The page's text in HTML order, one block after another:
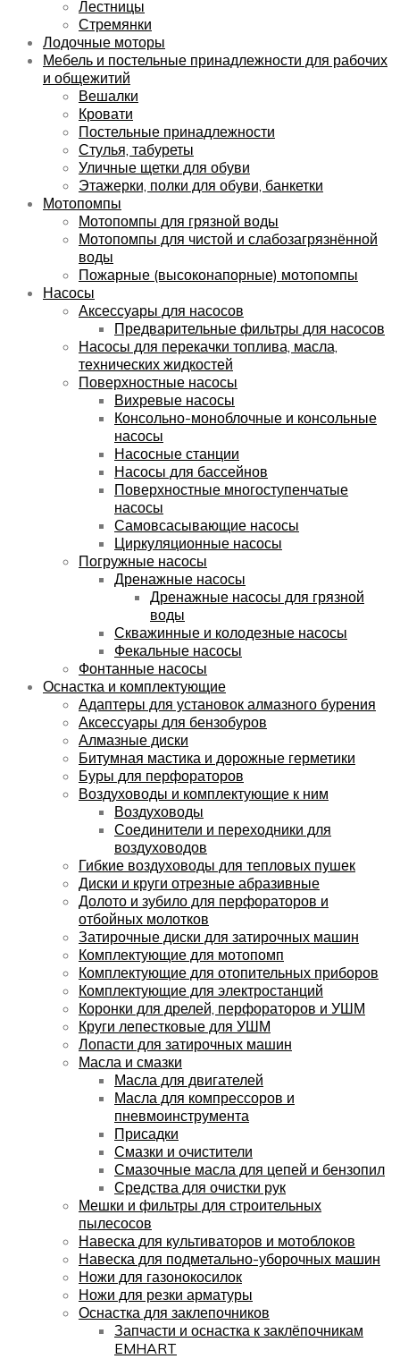
Лестницы
Стремянки
Лодочные моторы
Мебель и постельные принадлежности для рабочих
и общежитий
Вешалки
Кровати
Постельные принадлежности
Стулья, табуреты
Уличные щетки для обуви
Этажерки, полки для обуви, банкетки
Мотопомпы
Мотопомпы для грязной воды
Мотопомпы для чистой и слабозагрязнённой
воды
Пожарные (высоконапорные) мотопомпы
Насосы
Аксессуары для насосов
Предварительные фильтры для насосов
Насосы для перекачки топлива, масла,
технических жидкостей
Поверхностные насосы
Вихревые насосы
Консольно-моноблочные и консольные
насосы
Насосные станции
Насосы для бассейнов
Поверхностные многоступенчатые
насосы
Самовсасывающие насосы
Циркуляционные насосы
Погружные насосы
Дренажные насосы
Дренажные насосы для грязной
воды
Скважинные и колодезные насосы
Фекальные насосы
Фонтанные насосы
Оснастка и комплектующие
Адаптеры для установок алмазного бурения
Аксессуары для бензобуров
Алмазные диски
Битумная мастика и дорожные герметики
Буры для перфораторов
Воздуховоды и комплектующие к ним
Воздуховоды
Соединители и переходники для
воздуховодов
Гибкие воздуховоды для тепловых пушек
Диски и круги отрезные абразивные
Долото и зубило для перфораторов и
отбойных молотков
Затирочные диски для затирочных машин
Комплектующие для мотопомп
Комплектующие для отопительных приборов
Комплектующие для электростанций
Коронки для дрелей, перфораторов и УШМ
Круги лепестковые для УШМ
Лопасти для затирочных машин
Масла и смазки
Масла для двигателей
Масла для компрессоров и
пневмоинструмента
Присадки
Смазки и очистители
Смазочные масла для цепей и бензопил
Средства для очистки рук
Мешки и фильтры для строительных
пылесосов
Навеска для культиваторов и мотоблоков
Навеска для подметально-уборочных машин
Ножи для газонокосилок
Ножи для резки арматуры
Оснастка для заклепочников
Запчасти и оснастка к заклёпочникам
EMHART